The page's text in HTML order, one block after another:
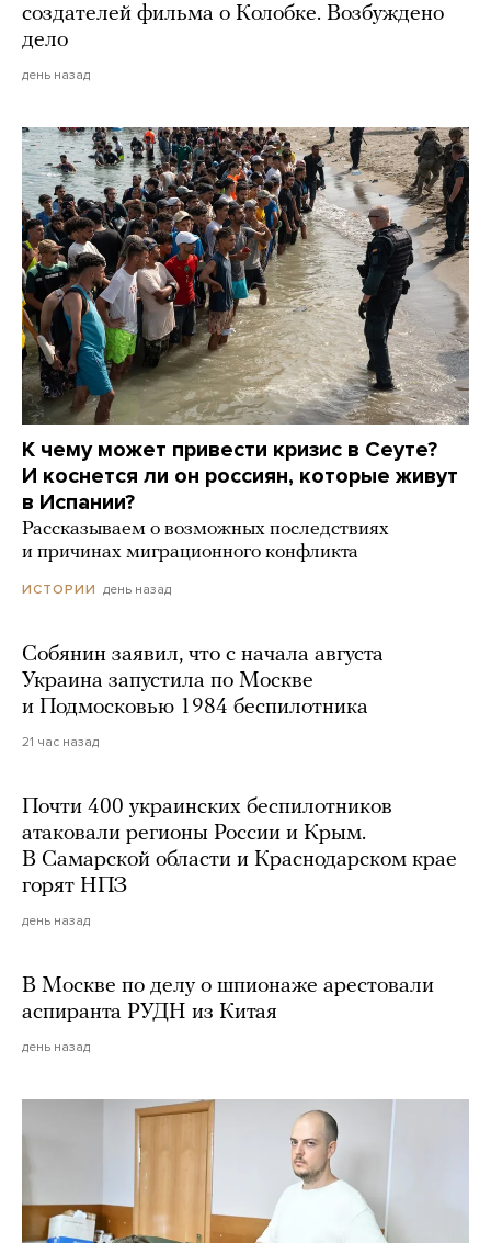
создателей фильма о Колобке. Возбуждено
дело
день назад
К чему может привести кризис в Сеуте?
И коснется ли он россиян, которые живут
в Испании?
Рассказываем о возможных последствиях
и причинах миграционного конфликта
ИСТОРИИ день назад
Собянин заявил, что с начала августа
Украина запустила по Москве
и Подмосковью 1984 беспилотника
21 час назад
Почти 400 украинских беспилотников
атаковали регионы России и Крым.
В Самарской области и Краснодарском крае
горят НПЗ
день назад
В Москве по делу о шпионаже арестовали
аспиранта РУДН из Китая
день назад